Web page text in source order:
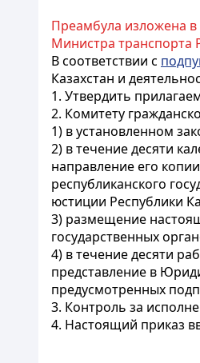
Преамбула изложена в
Министра транспорта
В соответствии с
Казахстан и
1. Утвердить
2. Комитету
1) в установленном
2) в течение десяти
направление его
республиканского
юстиции Республики
3) размещение
государственных
4) в течение десяти
представление в
предусмотренных
3. Контроль за
4. Настоящий приказ